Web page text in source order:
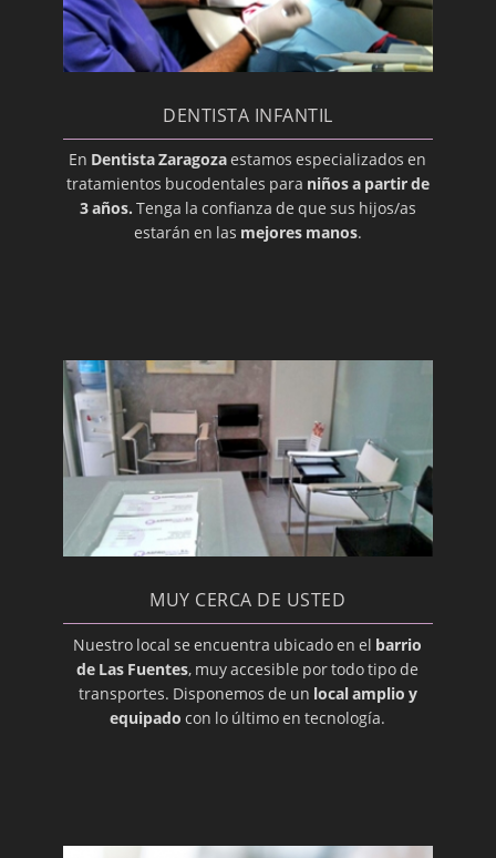
Desbridamiento
Diente Impactado
Temporomandibular
Edéntulo
Enchapado
Enfermedad periodontal
Extracción
Gíngiva (Encía)
Gingivoplastia
Glándulas Parótidas
Glándulas Submandibulares
Hiperplasia Gingival
Imágenes, Diagnóstico
Implantación, Dental
Injerto
Intraoral
Lingual
DENTISTA INFANTIL
En Dentista Zaragozaestamos especializados en
tratamientos bucodentales para niños a partir de
3 años. Tenga la confianza de que sus hijos/as
estarán en las mejores manos.
MUY CERCA DE USTED
Nuestro local se encuentra ubicado en el barrio
de Las Fuentes, muy accesible por todo tipo de
transportes. Disponemos de un local amplio y
equipado con lo último en tecnología.